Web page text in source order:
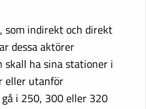
som indirekt och direkt
dessa aktörer
ha sina stationer i
eller utanför
i 250, 300 eller 320